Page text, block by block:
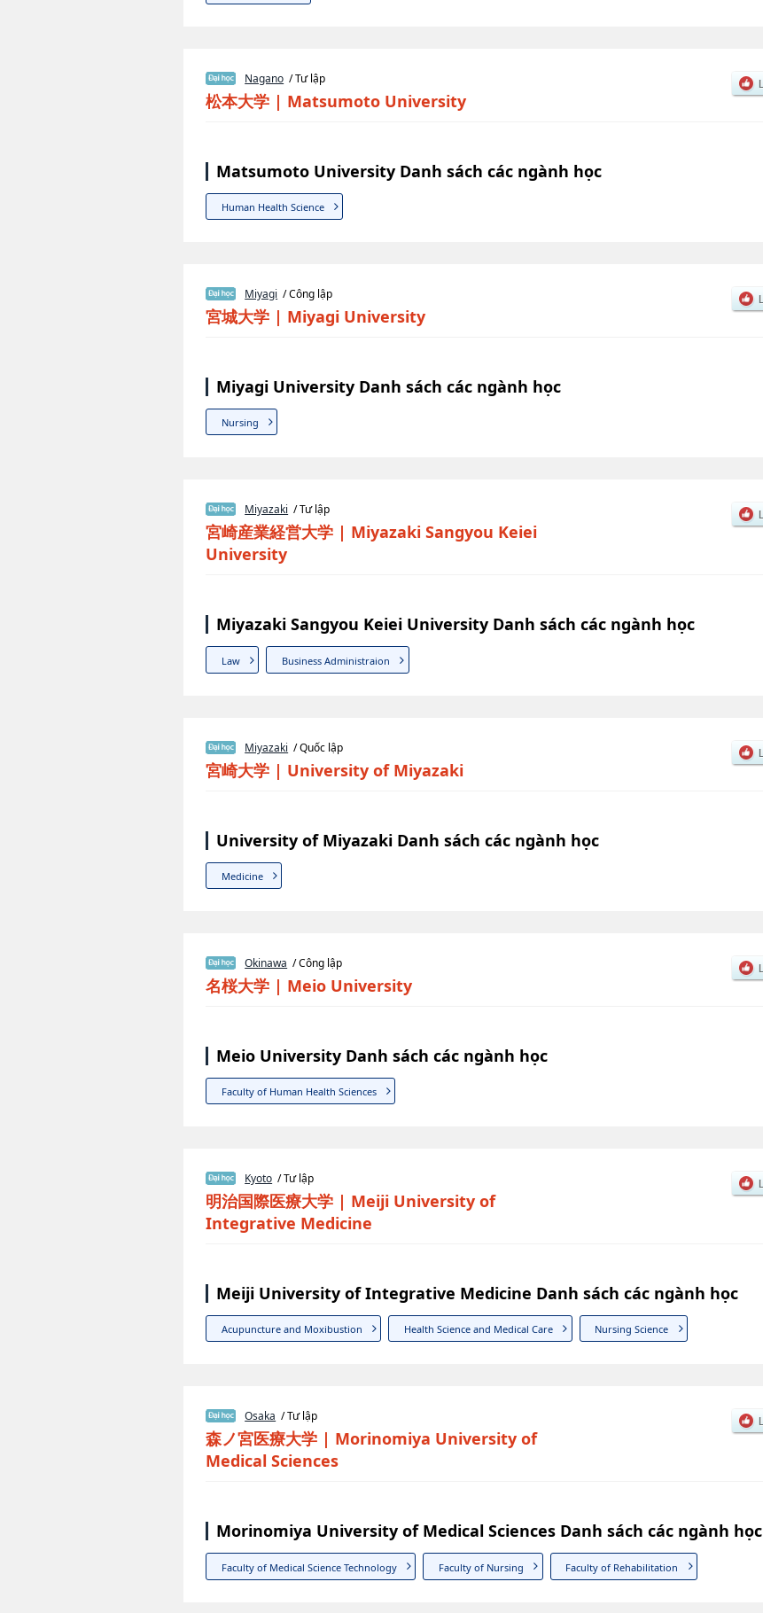
Nagano / Tư lập
松本大学 | Matsumoto University
Matsumoto University Danh sách các ngành học
Human Health Science
Miyagi / Công lập
宮城大学 | Miyagi University
Miyagi University Danh sách các ngành học
Nursing
Miyazaki / Tư lập
宮崎産業経営大学 | Miyazaki Sangyou Keiei
University
Miyazaki Sangyou Keiei University Danh sách các ngành học
Law Business Administraion
Miyazaki / Quốc lập
宮崎大学 | University of Miyazaki
University of Miyazaki Danh sách các ngành học
Medicine
Okinawa / Công lập
名桜大学 | Meio University
Meio University Danh sách các ngành học
Faculty of Human Health Sciences
Kyoto / Tư lập
明治国際医療大学 | Meiji University of
Integrative Medicine
Meiji University of Integrative Medicine Danh sách các ngành học
Acupuncture and Moxibustion Health Science and Medical Care Nursing Science
Osaka / Tư lập
森ノ宮医療大学 | Morinomiya University of
Medical Sciences
Morinomiya University of Medical Sciences Danh sách các ngành học
Faculty of Medical Science Technology Faculty of Nursing Faculty of Rehabilitation